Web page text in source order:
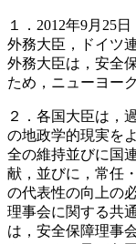
１．2012年9月25
外務大臣，ドイツ
外務大臣は，安全
ため，ニューヨー
２．各国大臣は，
の地政学的現実を
全の維持並びに国
献，並びに，常任
の代表性の向上の
理事会に関する共
は，安全保障理事